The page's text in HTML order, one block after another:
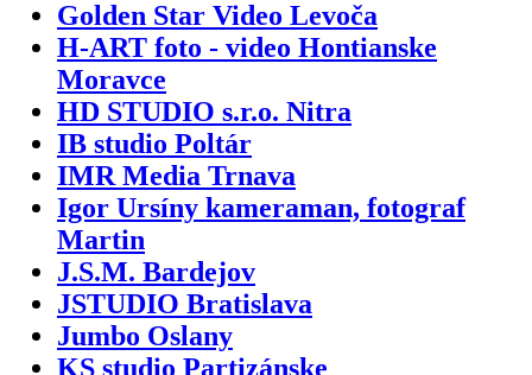
Golden Star Video Levoča
H-ART foto - video Hontianske
Moravce
HD STUDIO s.r.o. Nitra
IB studio Poltár
IMR Media Trnava
Igor Ursíny kameraman, fotograf
Martin
J.S.M. Bardejov
JSTUDIO Bratislava
Jumbo Oslany
KS studio Partizánske